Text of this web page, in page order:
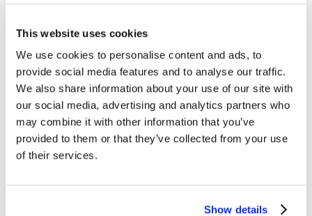
This website uses cookies
We use cookies to personalise content and ads, to
provide social media features and to analyse our traffic.
We also share information about your use of our site with
our social media, advertising and analytics partners who
may combine it with other information that you’ve
provided to them or that they’ve collected from your use
of their services.
Show details
Lavoro
L’importanza di un corso di inglese per chi
vuole lavorare come manager
READ MORE